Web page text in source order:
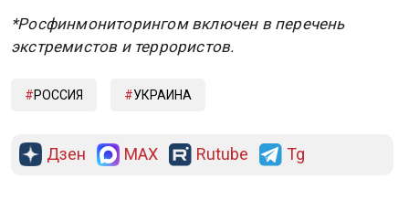
*Росфинмониторингом включен в перечень
экстремистов и террористов.
РОССИЯ УКРАИНА
Дзен MAX Rutube Tg